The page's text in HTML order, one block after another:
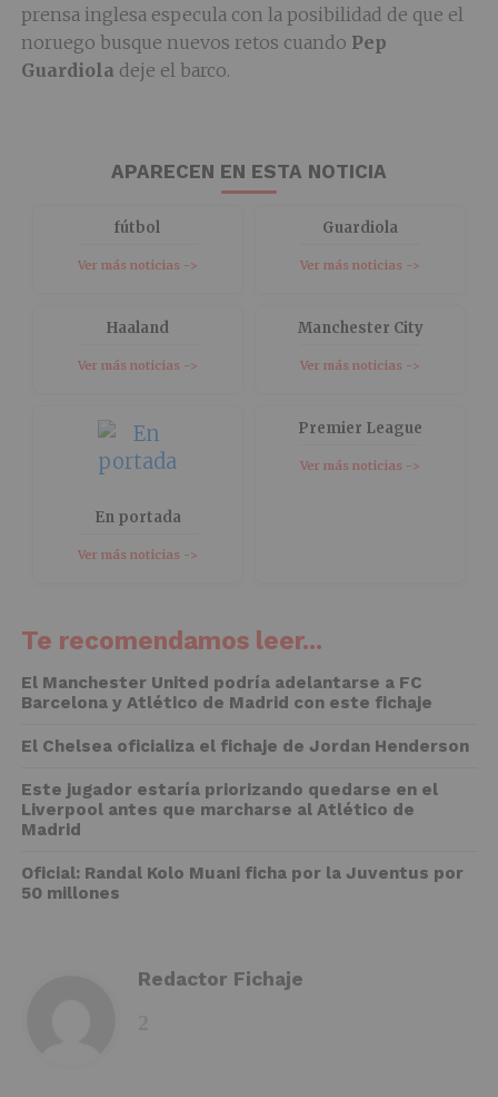
prensa inglesa especula con la posibilidad de que el
noruego busque nuevos retos cuando Pep
Guardiola deje el barco.
APARECEN EN ESTA NOTICIA
fútbol
Ver más noticias ->
Guardiola
Ver más noticias ->
Haaland
Ver más noticias ->
Manchester City
Ver más noticias ->
En portada
Ver más noticias ->
Premier League
Ver más noticias ->
Te recomendamos leer...
El Manchester United podría adelantarse a FC
Barcelona y Atlético de Madrid con este fichaje
El Chelsea oficializa el fichaje de Jordan Henderson
Este jugador estaría priorizando quedarse en el
Liverpool antes que marcharse al Atlético de
Madrid
Oficial: Randal Kolo Muani ficha por la Juventus por
50 millones
Redactor Fichaje